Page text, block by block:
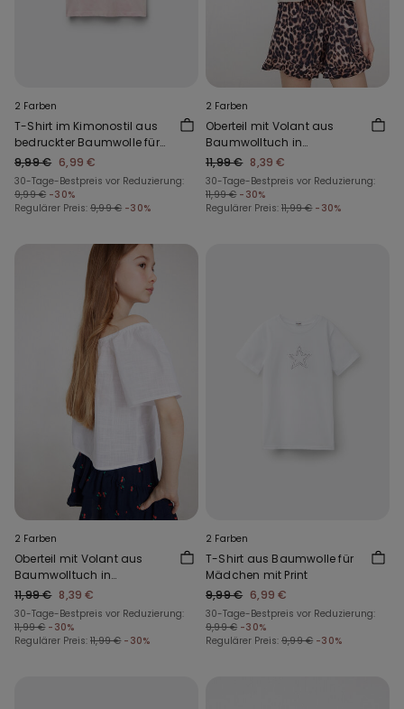
2 Farben
T-Shirt im Kimonostil aus
bedruckter Baumwolle für
Mädchen
9,99 € 6,99 €
30-Tage-Bestpreis vor Reduzierung:
9,99 € -30%
Regulärer Preis: 9,99 € -30%
2 Farben
Oberteil mit Volant aus
Baumwolltuch in
Leinenoptik
11,99 € 8,39 €
30-Tage-Bestpreis vor Reduzierung:
11,99 € -30%
Regulärer Preis: 11,99 € -30%
2 Farben
Oberteil mit Volant aus
Baumwolltuch in
Leinenoptik
11,99 € 8,39 €
30-Tage-Bestpreis vor Reduzierung:
11,99 € -30%
Regulärer Preis: 11,99 € -30%
2 Farben
T-Shirt aus Baumwolle für
Mädchen mit Print
9,99 € 6,99 €
30-Tage-Bestpreis vor Reduzierung:
9,99 € -30%
Regulärer Preis: 9,99 € -30%